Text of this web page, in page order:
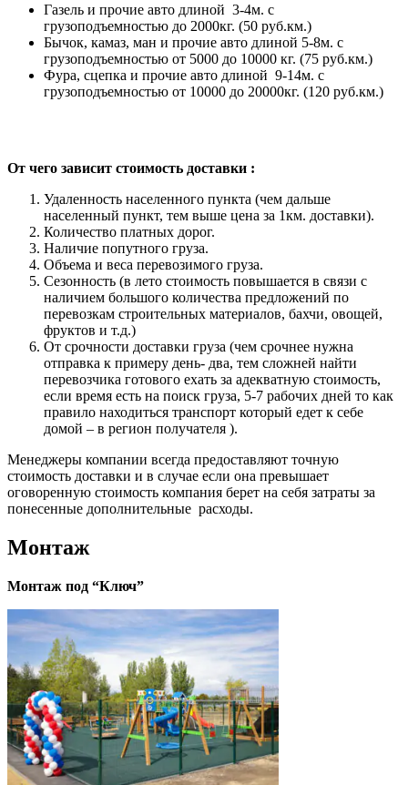
Газель и прочие авто длиной 3-4м. с
грузоподъемностью до 2000кг. (50 руб.км.)
Бычок, камаз, ман и прочие авто длиной 5-8м. с
грузоподъемностью от 5000 до 10000 кг. (75 руб.км.)
Фура, сцепка и прочие авто длиной 9-14м. с
грузоподъемностью от 10000 до 20000кг. (120 руб.км.)
От чего зависит стоимость доставки :
Удаленность населенного пункта (чем дальше
населенный пункт, тем выше цена за 1км. доставки).
Количество платных дорог.
Наличие попутного груза.
Объема и веса перевозимого груза.
Сезонность (в лето стоимость повышается в связи с
наличием большого количества предложений по
перевозкам строительных материалов, бахчи, овощей,
фруктов и т.д.)
От срочности доставки груза (чем срочнее нужна
отправка к примеру день- два, тем сложней найти
перевозчика готового ехать за адекватную стоимость,
если время есть на поиск груза, 5-7 рабочих дней то как
правило находиться транспорт который едет к себе
домой – в регион получателя ).
Менеджеры компании всегда предоставляют точную
стоимость доставки и в случае если она превышает
оговоренную стоимость компания берет на себя затраты за
понесенные дополнительные расходы.
Монтаж
Монтаж под “Ключ”